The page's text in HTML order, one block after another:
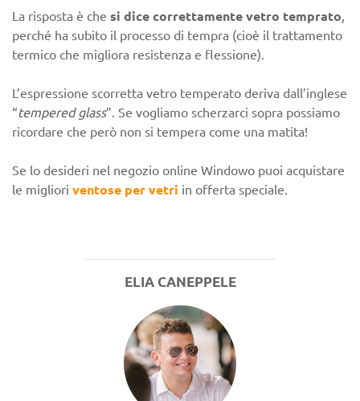
La risposta è che si dice correttamente vetro temprato,
perché ha subito il processo di tempra (cioè il trattamento
termico che migliora resistenza e flessione).
L’espressione scorretta vetro temperato deriva dall’inglese
“tempered glass”. Se vogliamo scherzarci sopra possiamo
ricordare che però non si tempera come una matita!
Se lo desideri nel negozio online Windowo puoi acquistare
le migliori ventose per vetri in offerta speciale.
ELIA CANEPPELE